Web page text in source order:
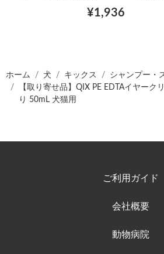
¥1,936
ホーム 犬 キックス シャンプー・
【取り寄せ品】QIX PE EDTAイヤーク
り 50mL 犬猫用
ご利用ガイド
会社概要
動物病院